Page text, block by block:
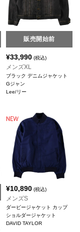
販売開始前
¥33,990 (税込)
メンズXL
ブラック デニムジャケット
Gジャン
Lee/リー
¥10,890 (税込)
メンズS
ダービージャケット カップ
ショルダージャケット
DAVID TAYLOR